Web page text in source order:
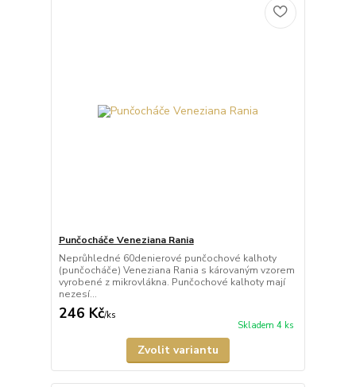
Punčocháče Veneziana Rania
Neprůhledné 60denierové punčochové kalhoty
(punčocháče) Veneziana Rania s károvaným vzorem
vyrobené z mikrovlákna. Punčochové kalhoty mají
nezesí...
246 Kč/ks
Skladem 4 ks
Zvolit variantu